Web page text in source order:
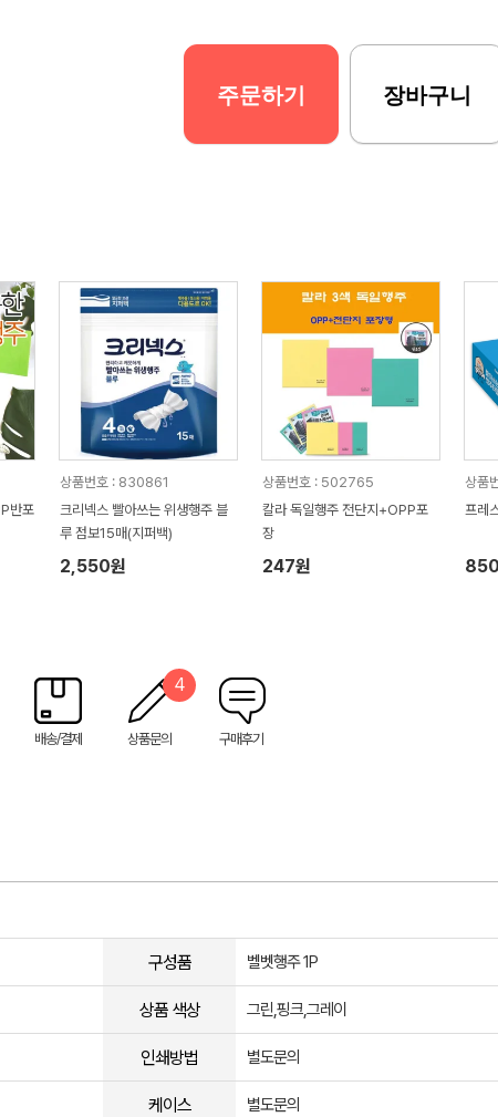
주문하기 장바구니
반포
상품번호 : 830861
크리넥스 빨아쓰는 위생행주 블
루 점보15매(지퍼백)
2,550원
상품번호 : 502765
칼라 독일행주 전단지+OPP포
장
247원
상품
프레
배송/결제 상품문의
4
구매후기
구성품 벨벳행주 1P
상품 색상 그린,핑크,그레이
인쇄방법 별도문의
케이스 별도문의